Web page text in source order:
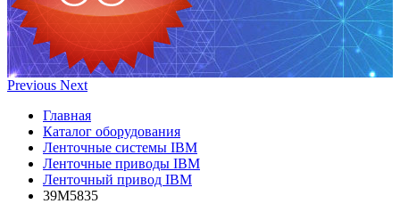
Previous Next
Главная
Каталог оборудования
Ленточные системы IBM
Ленточные приводы IBM
Ленточный привод IBM
39M5835